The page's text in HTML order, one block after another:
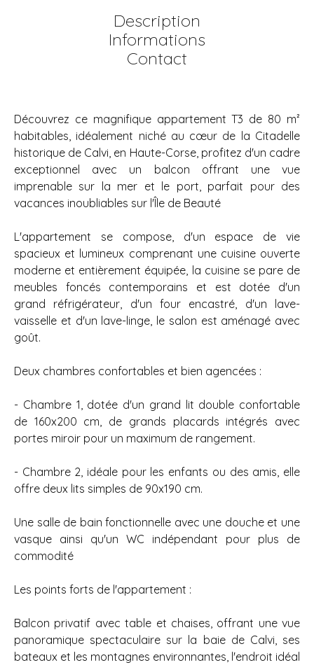
Description
Informations
Contact
Découvrez ce magnifique appartement T3 de 80 m²
habitables, idéalement niché au cœur de la Citadelle
historique de Calvi, en Haute-Corse, profitez d'un cadre
exceptionnel avec un balcon offrant une vue
imprenable sur la mer et le port, parfait pour des
vacances inoubliables sur l'Île de Beauté
L'appartement se compose, d'un espace de vie
spacieux et lumineux comprenant une cuisine ouverte
moderne et entièrement équipée, la cuisine se pare de
meubles foncés contemporains et est dotée d'un
grand réfrigérateur, d'un four encastré, d'un lave-
vaisselle et d'un lave-linge, le salon est aménagé avec
goût.
Deux chambres confortables et bien agencées :
- Chambre 1, dotée d'un grand lit double confortable
de 160x200 cm, de grands placards intégrés avec
portes miroir pour un maximum de rangement.
- Chambre 2, idéale pour les enfants ou des amis, elle
offre deux lits simples de 90x190 cm.
Une salle de bain fonctionnelle avec une douche et une
vasque ainsi qu'un WC indépendant pour plus de
commodité
Les points forts de l'appartement :
Balcon privatif avec table et chaises, offrant une vue
panoramique spectaculaire sur la baie de Calvi, ses
bateaux et les montagnes environnantes, l'endroit idéal